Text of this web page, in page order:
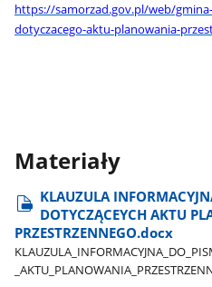
https://samorzad.gov.pl/web/
dotyczacego-aktu-planowania-
Materiały
KLAUZULA
DOTYCZĄCEYCH AKTU
PRZESTRZENNEGO.docx